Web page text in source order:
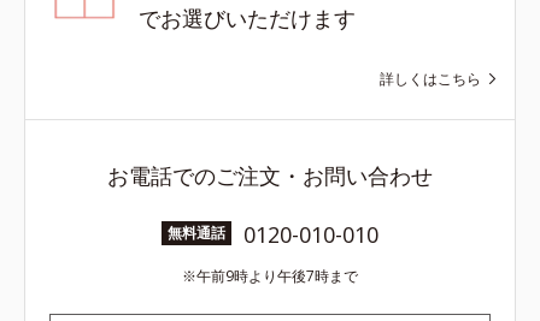
でお選びいただけます
詳しくはこちら
お電話でのご注文・お問い合わせ
無料通話 0120-010-010
午前9時より午後7時まで